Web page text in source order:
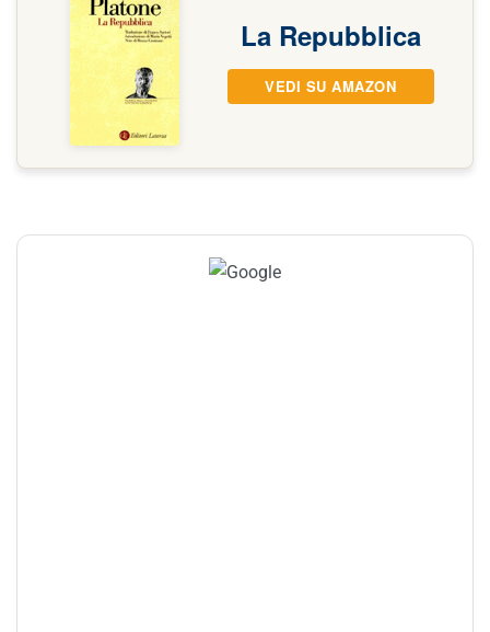
La Repubblica
VEDI SU AMAZON